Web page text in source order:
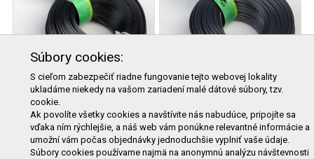
BISON lanko
3,0mmx100m sivé 4-
hranné ARMED
SUPER PROFI
44,50 €
BISON lanko
okrúhle ARMED
PROFI
34,90 €
Súbory cookies:
S cieľom zabezpečiť riadne fungovanie tejto webovej lokality
ukladáme niekedy na vašom zariadení malé dátové súbory, tzv.
cookie.
Ak povolíte všetky cookies a navštívite nás nabudúce, pripojíte sa
vďaka ním rýchlejšie, a náš web vám ponúkne relevantné informácie a
umožní vám počas objednávky jednoduchšie vyplniť vaše údaje.
Súbory cookies používame najmä na anonymnú analýzu návštevnosti